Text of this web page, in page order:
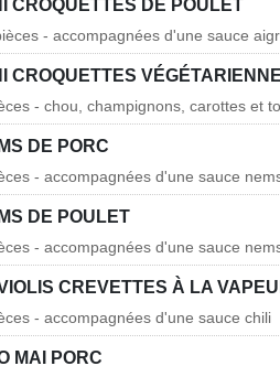
CROQUETTES DE POULET
- accompagnées d'une sauce
CROQUETTES
- chou, champignons, carottes et
DE PORC
- accompagnées d'une sauce
DE POULET
- accompagnées d'une sauce
CREVETTES À LA
- accompagnées d'une sauce chili
MAI PORC